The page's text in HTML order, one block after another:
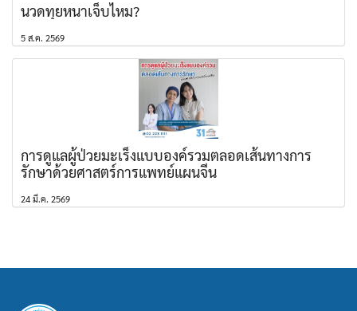
นวดทุยหนาเจ็บไหม?
5 ส.ค. 2569
การดูแลผู้ป่วยมะเร็งแบบองค์รวมตลอดเส้นทางการ
รักษาด้วยศาสตร์การแพทย์แผนจีน
24 มี.ค. 2569